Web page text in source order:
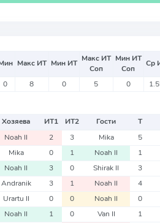
Макс ИТ Мин ИТ Макс ИТ
Соп
Мин ИТ
Соп
Ср
0 8 0 5 0
Хозяева ИТ1 ИТ2 Гости Т
Noah II 2 3 Mika 5
Mika 0 1 Noah II 1
Noah II 3 0 Shirak II 3
Andranik 3 1 Noah II 4
Urartu II 0 0 Noah II 0
Noah II 1 0 Van II 1